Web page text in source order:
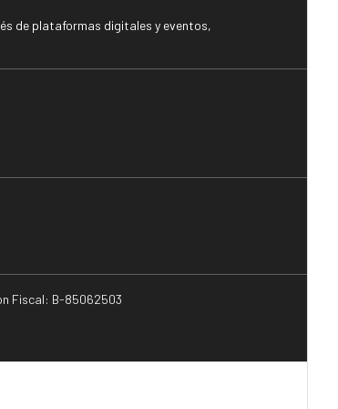
de plataformas digitales y eventos,
Fiscal: B-85062503